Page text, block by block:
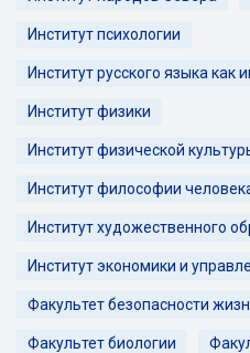
Институт психологии
Институт русского языка как
Институт физики
Институт физической
Институт философии
Институт художественного
Институт экономики и
Факультет безопасности
Факультет биологии